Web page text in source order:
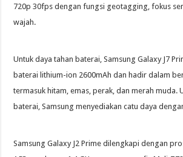
720p 30fps dengan fungsi geotagging, fokus
wajah.
Untuk daya tahan baterai, Samsung Galaxy J7
baterai lithium-ion 2600mAh dan hadir dalam
termasuk hitam, emas, perak, dan merah muda.
baterai, Samsung menyediakan catu daya
Samsung Galaxy J2 Prime dilengkapi dengan